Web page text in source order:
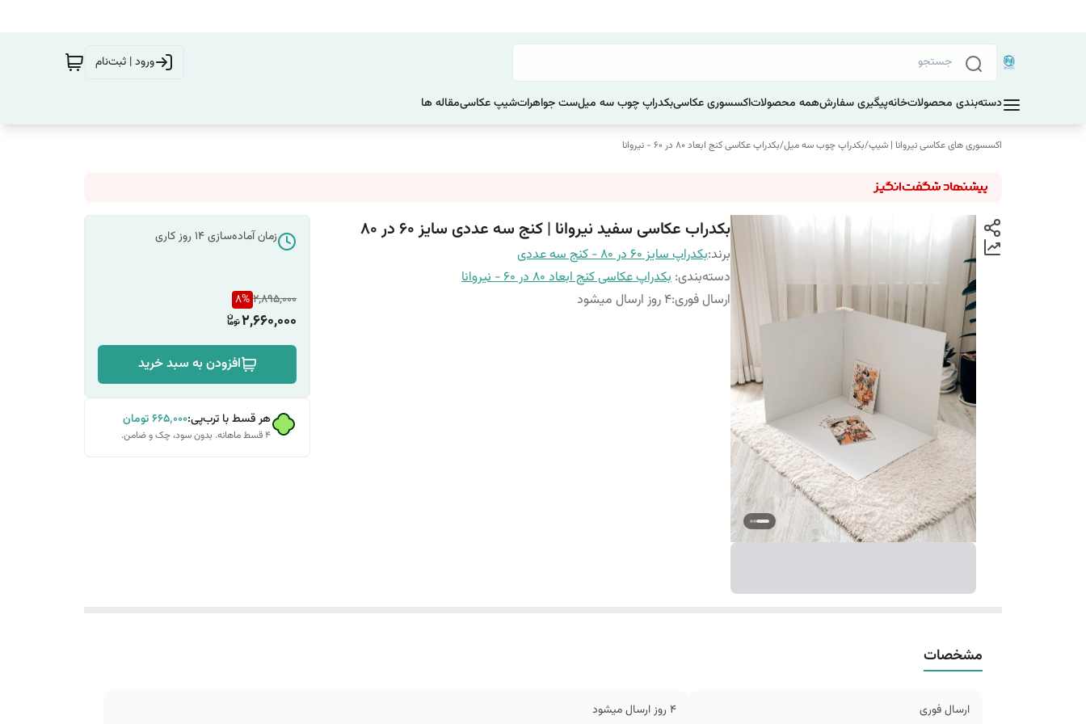
ورود | ثبت‌نام
دسته‌بندی محصولاتخانهپیگیری سفارشهمه محصولاتاکسسوری عکاسیبکدراپ چوب سه میلست جواهراتشیپ عکاسیمقاله ها
اکسسوری های عکاسی نیروانا | شیپ/بکدراپ چوب سه میل/بکدراپ عکاسی کنج ابعاد 80 در 60 - نیروانا
بکدراب عکاسی سفید نیروانا | کنج سه عددی سایز 60 در 80
برند:بکدراپ سایز 60 در 80 - کنج سه عددی
دسته‌بندی: بکدراپ عکاسی کنج ابعاد 80 در 60 - نیروانا
ارسال فوری:4 روز ارسال میشود
زمان آماده‌سازی14 روز کاری
2,895,000
8%
2,660,000
افزودن به سبد خرید
هر قسط با ترب‌پی:۶۶۵٬۰۰۰تومان
۴ قسط ماهانه. بدون سود، چک و ضامن.
مشخصات
ارسال فوری 4 روز ارسال میشود